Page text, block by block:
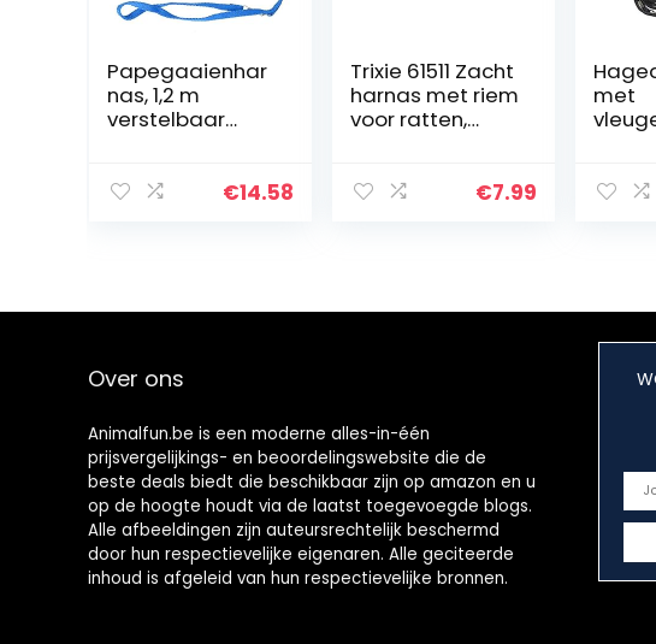
Papegaaienhar
nas, 1,2 m
verstelbaar
training riem
voor Afrikaanse
kakaat (blauw)
€14.58
Trixie 61511 Zacht
harnas met riem
voor ratten,
gesorteerd
€7.99
met
Over ons
Animalfun.be is een moderne alles-in-één
prijsvergelijkings- en beoordelingswebsite die de
beste deals biedt die beschikbaar zijn op amazon en u
op de hoogte houdt via de laatst toegevoegde blogs.
Alle afbeeldingen zijn auteursrechtelijk beschermd
door hun respectievelijke eigenaren. Alle geciteerde
inhoud is afgeleid van hun respectievelijke bronnen.